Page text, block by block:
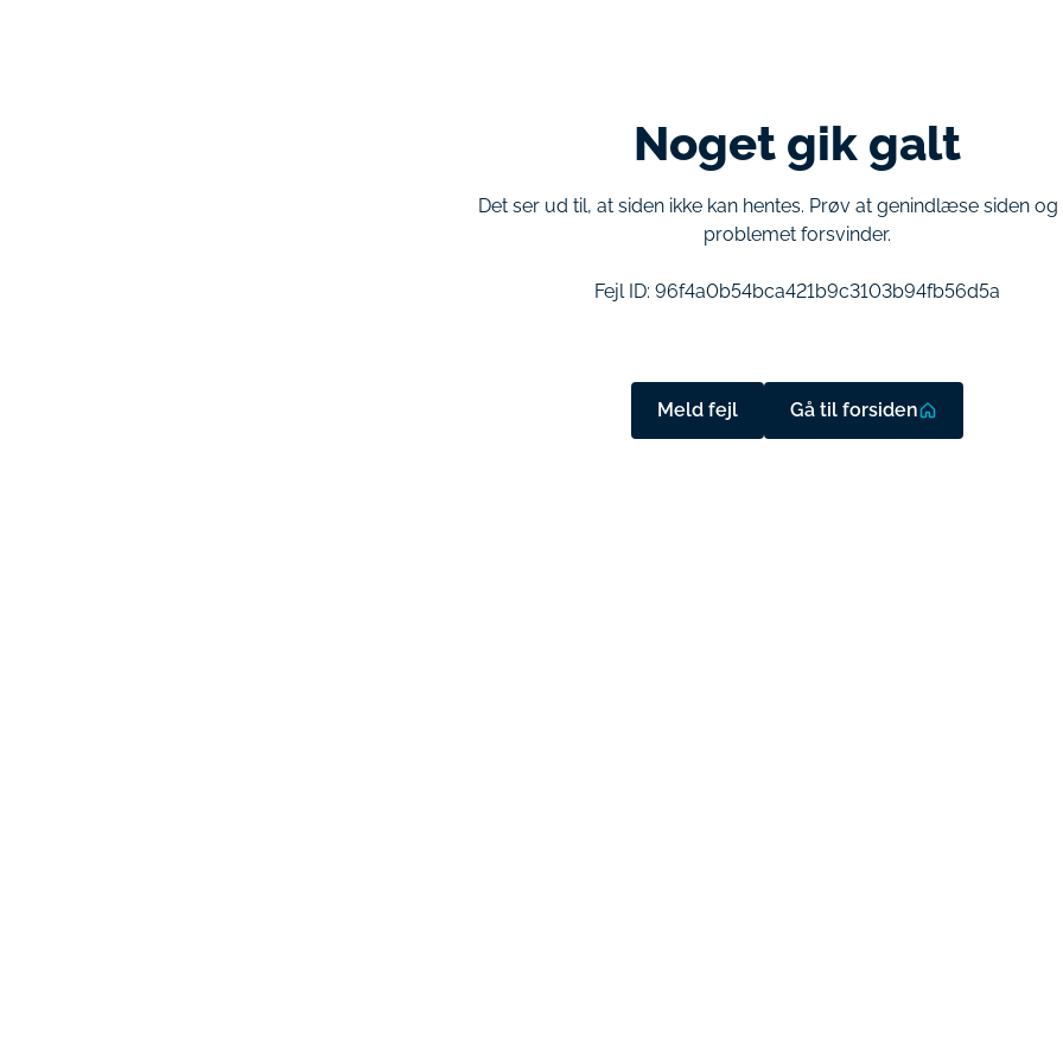
Noget gik galt
Det ser ud til, at siden ikke kan hentes. Prøv at genindlæse siden og
problemet forsvinder.
Fejl ID: 96f4a0b54bca421b9c3103b94fb56d5a
Meld fejl Gå til forsiden